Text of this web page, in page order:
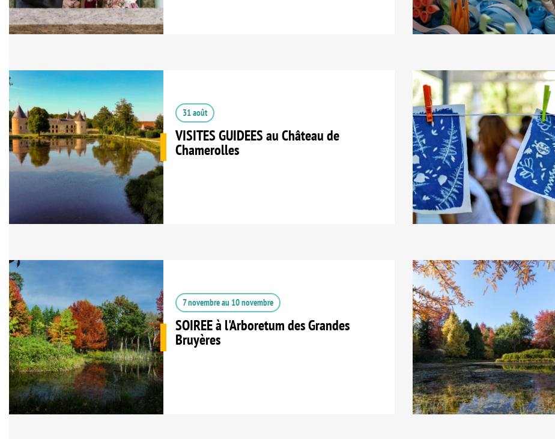
31 août
VISITES GUIDEES au Château de
Chamerolles
7 novembreau 10 novembre
SOIREE à l'Arboretum des Grandes
Bruyères